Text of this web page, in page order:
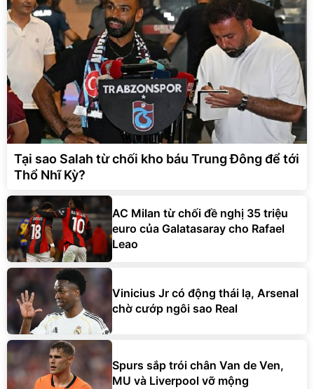
Tại sao Salah từ chối kho báu Trung Đông để tới
Thổ Nhĩ Kỳ?
AC Milan từ chối đề nghị 35 triệu
euro của Galatasaray cho Rafael
Leao
Vinicius Jr có động thái lạ, Arsenal
chờ cướp ngôi sao Real
Spurs sắp trói chân Van de Ven,
MU và Liverpool vỡ mộng